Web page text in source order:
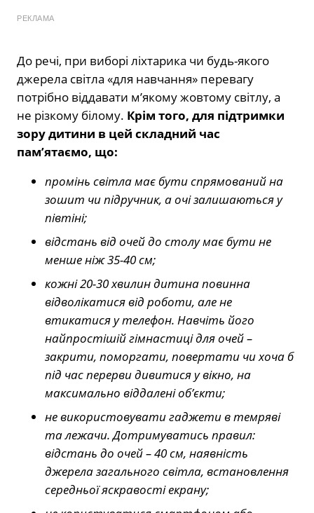
РЕКЛАМА
До речі, при виборі ліхтарика чи будь-якого
джерела світла «для навчання» перевагу
потрібно віддавати м’якому жовтому світлу, а
не різкому білому. Крім того, для підтримки
зору дитини в цей складний час
пам’ятаємо, що:
промінь світла має бути спрямований на
зошит чи підручник, а очі залишаються у
півтіні;
відстань від очей до столу має бути не
менше ніж 35-40 см;
кожні 20-30 хвилин дитина повинна
відволікатися від роботи, але не
втикатися у телефон. Навчіть його
найпростішій гімнастиці для очей –
закрити, поморгати, повертати чи хоча б
під час перерви дивитися у вікно, на
максимально віддалені об’єкти;
не використовувати гаджети в темряві
та лежачи. Дотримуватись правил:
відстань до очей – 40 см, наявність
джерела загального світла, встановлення
середньої яскравості екрану;